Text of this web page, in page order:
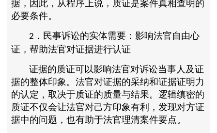
据，因此，从程序上说，质证是案件真相查明的
必要条件。
2 ．民事诉讼的实体需要：影响法官自由心
证，帮助法官对证据进行认证
证据的质证可以影响法官对诉讼当事人及证
据的整体印象。法官对证据的采纳和证据证明力
的认定，取决于质证的质量与结果。逻辑缜密的
质证不仅会让法官对己方印象有利，发现对方证
据中的问题，也有助于法官理清案件要点。